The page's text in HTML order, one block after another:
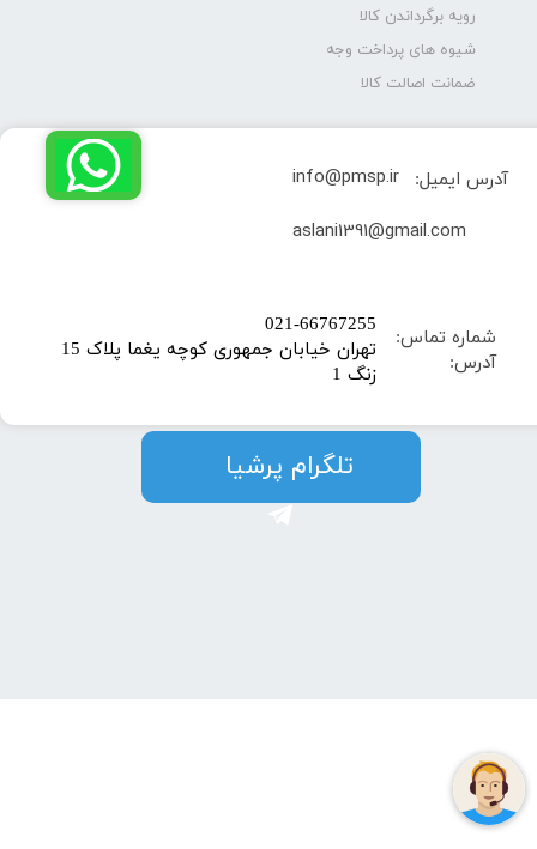
رویه برگرداندن کالا
شیوه های پرداخت وجه
ضمانت اصالت کالا
شماره تماس:
آدرس:
​021-66767255
تهران خیابان جمهوری کوچه یغما پلاک 15
زنگ 1
آدرس ایمیل:
info@pmsp.ir
​aslani1391@gmail.com
​​​​تلگرام پرشیا